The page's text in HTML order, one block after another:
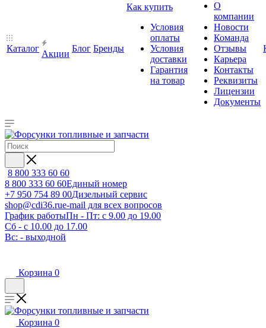
Каталог
Акции
Блог Бренды
Как купить
Условия
оплаты
Условия
доставки
Гарантия
на товар
О
компании
Новости
Команда
Отзывы
Карьера
Контакты
Реквизиты
Лицензии
Документы
8 800 333 60 60
8 800 333 60 60Единый номер
+7 950 754 89 00Дизельный сервис
shop@cdi36.rue-mail для всех вопросов
График работыПн - Пт: с 9.00 до 19.00
Сб - с 10.00 до 17.00
Вс: - выходной
Корзина 0
Корзина 0